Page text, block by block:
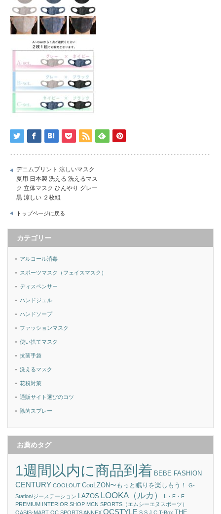
デニムプリント 涼しいマスク
夏用 日本製 洗える 洗えるマス
ク 立体マスク ひんやり グレー
黒 涼しい ２枚組
トップページに戻る
カテゴリー
アルコール消毒
スポーツマスク（フェイスマスク）
ディスペンサー
ハンドジェル
ハンドソープ
ファッションマスク
使い捨てマスク
抗菌手袋
洗えるマスク
花粉対策
通販サイト選びのコツ
除菌スプレー
お薦めタグ
1週間以内に商品到着 BEBE FASHION
CENTURY COOLOUT CooLZON〜もっと眠りを楽しもう！
G-
Station/ジーステーション LAZOS LOOKA（ルカ）
L・F・F
PREMIUM INTERIOR SHOP MCN SPORTS（エムシーエヌスポーツ）
OASIS-MART OC SPORTS ANNEX OCSTYLE S.S.J.C T-Box THE